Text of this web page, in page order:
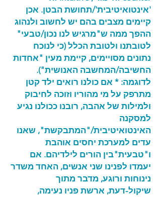
'אינטואיטיבית'/תחושת הבטן. אכן
קיימים מצבים בהם יש לחשוב ולנהוג
ההפך ממה ש"מרגיש לנו נכון/טבעי"
לטובתנו ולטובת הכלל (כי לנוכח
נתונים מסויימים, קיימת מעין "אחדות
החשיבה/המחשבה האנושית").
לדוגמה: * אם כולנו רואים ילד קטן
מתרפק על מי מהוריו וזוכה לחיבוק
ולמילות של אהבה, רובנו ככולנו נגיע
למסקנה
האינטואיטיבית/"המתבקשת", שאנו
עדים למערכת יחסים אוהבת
ו"טבעית"בין הורים לילדיהם. אם
יעמדו לפנינו שני אנשים, האחד משדר
נינוחות ורוגע, מדבר מתוך
שיקול-דעת, ארשת פניו נעימה,